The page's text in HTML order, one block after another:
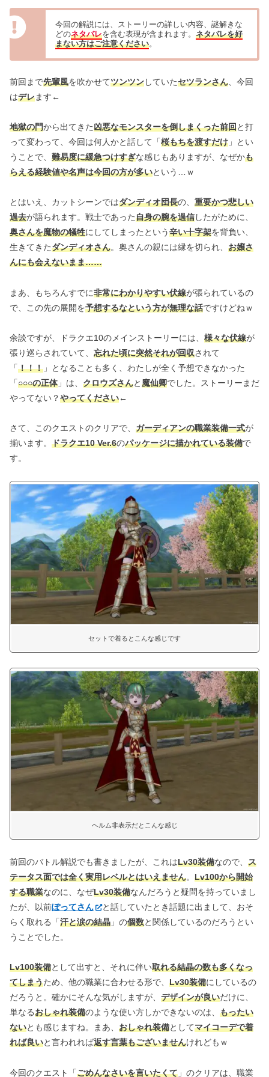
今回の解説には、ストーリーの詳しい内容、謎解きな
どのネタバレを含む表現が含まれます。 ネタバレを好
まない方はご注意ください。
前回まで先輩風を吹かせてツンツンしていたセツランさん 、今回
はデレます←
地獄の門から出てきた凶悪なモンスターを倒しまくった前回と打
って変わって、今回は何人かと話して「桜もちを渡すだけ 」とい
うことで、 難易度に緩急つけすぎな感じもありますが、なぜかも
らえる経験値や名声は今回の方が多いという…ｗ
とはいえ、カットシーンではダンディオ団長の、 重要かつ悲しい
過去が語られます。戦士であった自身の腕を過信したがために、
奥さんを魔物の犠牲にしてしまったという辛い十字架を背負い、
生きてきたダンディオさん。奥さんの親には縁を切られ、 お嬢さ
んにも会えないまま……
まあ、もちろんすでに非常にわかりやすい伏線が張られているの
で、この先の展開を予想するなという方が無理な話ですけどねｗ
余談ですが、ドラクエ10のメインストーリーには、 様々な伏線が
張り巡らされていて、 忘れた頃に突然それが回収されて
「！！！ 」となることも多く、わたしが全く予想できなかった
「○○○の正体」は、 クロウズさんと魔仙卿でした。ストーリーまだ
やってない？やってください←
さて、このクエストのクリアで、 ガーディアンの職業装備一式が
揃います。 ドラクエ10 Ver.6のパッケージに描かれている装備で
す。
セットで着るとこんな感じです
ヘルム非表示だとこんな感じ
前回のバトル解説でも書きましたが、これはLv30装備なので、 ス
テータス面では全く実用レベルとはいえません。 Lv100から開始
する職業なのに、なぜLv30装備なんだろうと疑問を持っていまし
たが、以前ぽってさん
と話していたとき話題に出まして、おそ
らく取れる「汗と涙の結晶 」の個数と関係しているのだろうとい
うことでした。
Lv100装備として出すと、それに伴い取れる結晶の数も多くなっ
てしまうため、他の職業に合わせる形で、 Lv30装備にしているの
だろうと。確かにそんな気がしますが、 デザインが良いだけに、
単なるおしゃれ装備のような使い方しかできないのは、 もったい
ないとも感じますね。まあ、 おしゃれ装備としてマイコーデで着
れば良いと言われれば返す言葉もございませんけれどもｗ
今回のクエスト「ごめんなさいを言いたくて 」のクリアは、職業